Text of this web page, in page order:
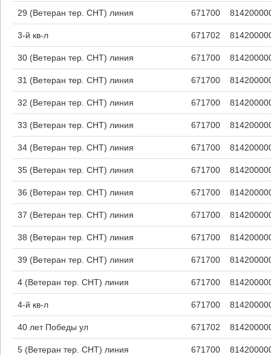
29 (Ветеран тер. СНТ) линия 671700
3-й кв-л 671702
30 (Ветеран тер. СНТ) линия 671700
31 (Ветеран тер. СНТ) линия 671700
32 (Ветеран тер. СНТ) линия 671700
33 (Ветеран тер. СНТ) линия 671700
34 (Ветеран тер. СНТ) линия 671700
35 (Ветеран тер. СНТ) линия 671700
36 (Ветеран тер. СНТ) линия 671700
37 (Ветеран тер. СНТ) линия 671700
38 (Ветеран тер. СНТ) линия 671700
39 (Ветеран тер. СНТ) линия 671700
4 (Ветеран тер. СНТ) линия 671700
4-й кв-л 671700
40 лет Победы ул 671702
5 (Ветеран тер. СНТ) линия 671700